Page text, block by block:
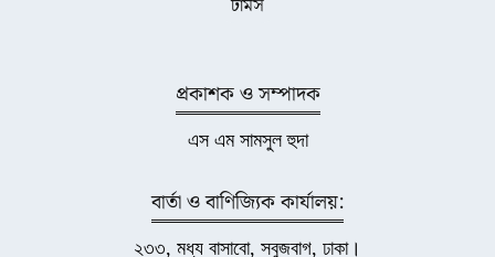
টার্মস
প্রকাশক ও সম্পাদক
এস এম সামসুল হুদা
বার্তা ও বাণিজ্যিক কার্যালয়:
২৩৩, মধ্য বাসাবো, সবুজবাগ, ঢাকা।